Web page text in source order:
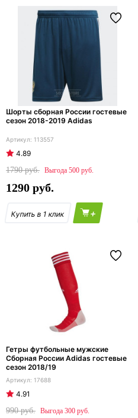
Шорты сборная России гостевые
сезон 2018-2019 Adidas
113557
4.89
1790
500
1290
+
Гетры футбольные мужские
Сборная России Adidas гостевые
сезон 2018/19
17688
4.91
990
300